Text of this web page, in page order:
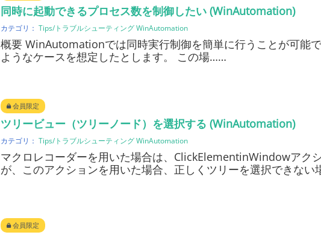
同時に起動できるプロセス数を制御したい (WinAutomation)
カテゴリ： Tips/トラブルシューティングWinAutomation
概要 WinAutomationでは同時実行制御を簡単に行うことが可能
ようなケースを想定したとします。 この場……
会員限定
ツリービュー（ツリーノード）を選択する (WinAutomation)
カテゴリ： Tips/トラブルシューティングWinAutomation
マクロレコーダーを用いた場合は、ClickElementinWindowアク
が、このアクションを用いた場合、正しくツリーを選択できな
会員限定